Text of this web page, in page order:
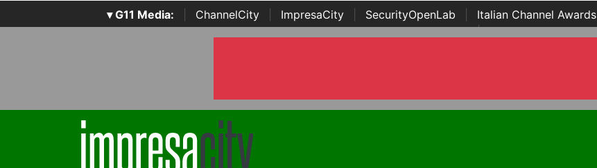
▾ G11 Media: ChannelCity ImpresaCity SecurityOpenLab Italian Channel Awards
Awards | ...